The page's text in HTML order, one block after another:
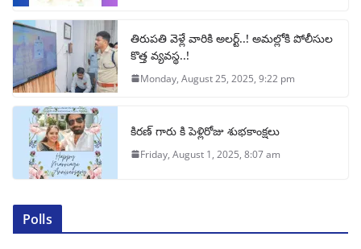
తిరుపతి వెళ్లే వారికి అలర్ట్..! అమల్లోకి పోలీసుల
కొత్త వ్యవస్థ..!
Monday, August 25, 2025, 9:22 pm
కిరణ్ గారు కి పెళ్లిరోజు శుభకాంక్షలు
Friday, August 1, 2025, 8:07 am
Polls